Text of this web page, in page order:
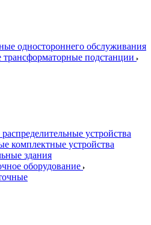
одностороннего обслуживания
подстанции
устройства
комплектные устройства
здания
оборудование